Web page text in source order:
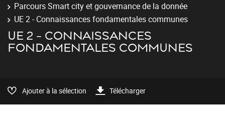
Parcours Smart city et gouvernance de la donnée
UE 2 - Connaissances fondamentales communes
UE 2 - CONNAISSANCES
FONDAMENTALES COMMUNES
Ajouter à la sélection Télécharger